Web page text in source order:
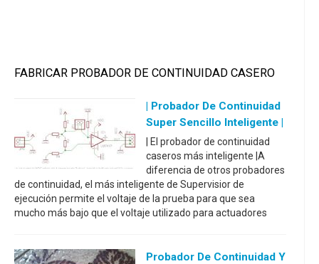
FABRICAR PROBADOR DE CONTINUIDAD CASERO
| Probador De Continuidad
Super Sencillo Inteligente |
| El probador de continuidad
caseros más inteligente |A
diferencia de otros probadores
de continuidad, el más inteligente de Supervisior de
ejecución permite el voltaje de la prueba para que sea
mucho más bajo que el voltaje utilizado para actuadores
Probador De Continuidad Y